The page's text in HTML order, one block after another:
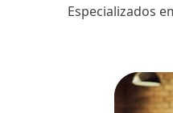
Especializados